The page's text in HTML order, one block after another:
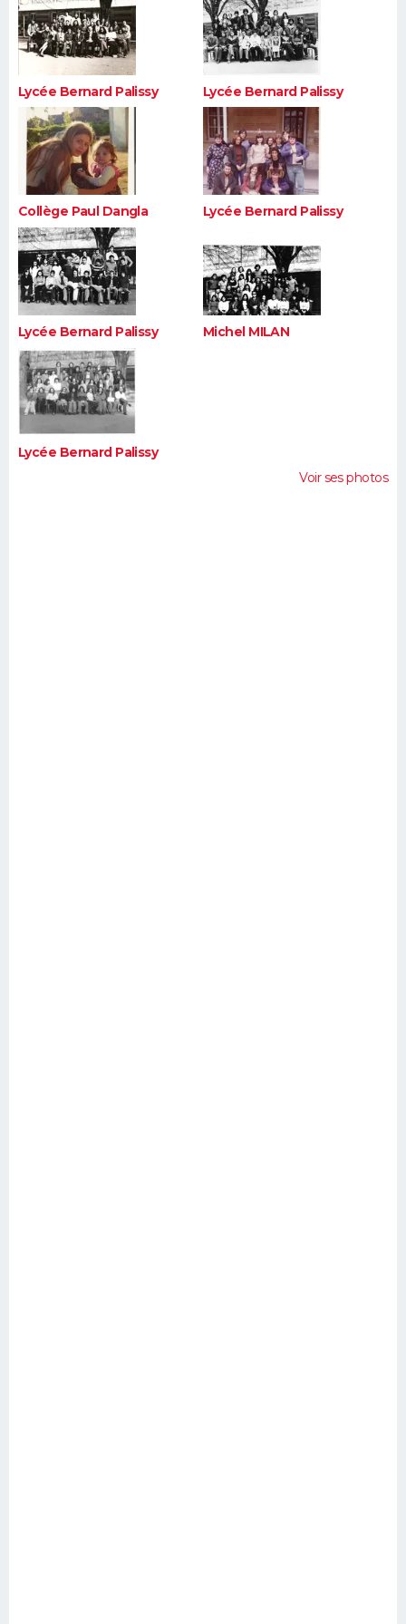
Lycée Bernard Palissy Lycée Bernard Palissy
Collège Paul Dangla Lycée Bernard Palissy
Lycée Bernard Palissy Michel MILAN
Lycée Bernard Palissy
Voir ses photos